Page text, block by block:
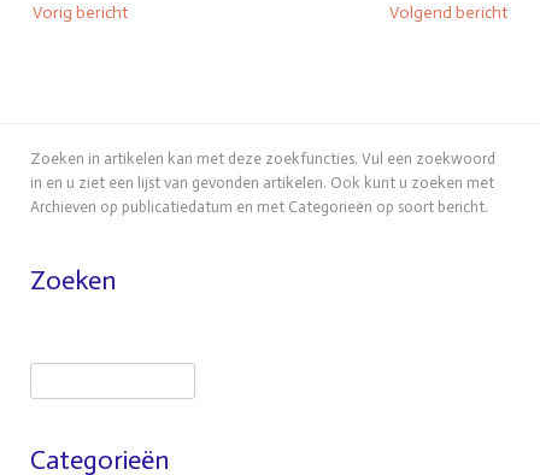
navigatie
Vorig bericht Volgend bericht
Zoeken in artikelen kan met deze zoekfuncties. Vul een zoekwoord
in en u ziet een lijst van gevonden artikelen. Ook kunt u zoeken met
Archieven op publicatiedatum en met Categorieën op soort bericht.
Zoeken
Categorieën